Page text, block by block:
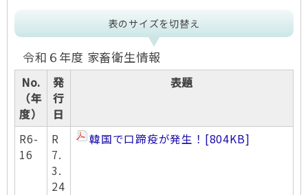
表のサイズを切替え
令和６年度 家畜衛生情報
No.
（年
度）
発
行
日
表題
R6-
16
R
7.
3.
24
韓国で口蹄疫が発生！ [804KB]